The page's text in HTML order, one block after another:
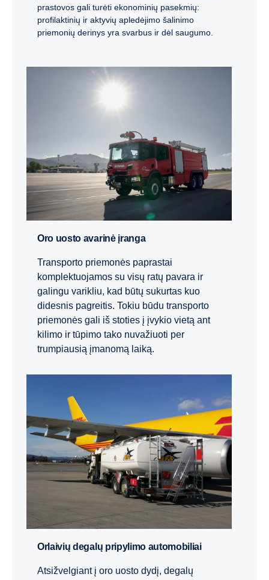
prastovos gali turėti ekonominių pasekmių:
profilaktinių ir aktyvių apledėjimo šalinimo
priemonių derinys yra svarbus ir dėl saugumo.
Oro uosto avarinė įranga
Transporto priemonės paprastai
komplektuojamos su visų ratų pavara ir
galingu varikliu, kad būtų sukurtas kuo
didesnis pagreitis. Tokiu būdu transporto
priemonės gali iš stoties į įvykio vietą ant
kilimo ir tūpimo tako nuvažiuoti per
trumpiausią įmanomą laiką.
Orlaivių degalų pripylimo automobiliai
Atsižvelgiant į oro uosto dydį, degalų